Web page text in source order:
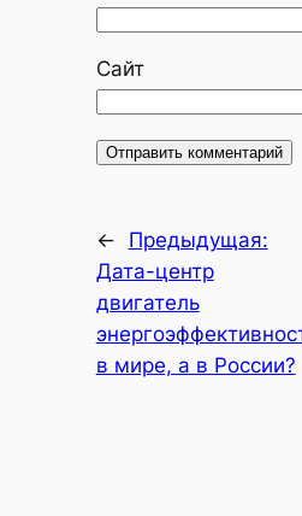
Сайт
←
Предыдущая:
Дата-центр
двигатель
в мире, а в России?